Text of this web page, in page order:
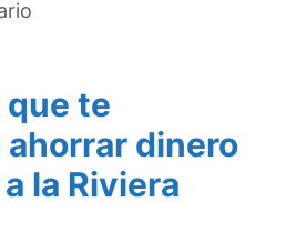
te
ahorrar dinero
la Riviera